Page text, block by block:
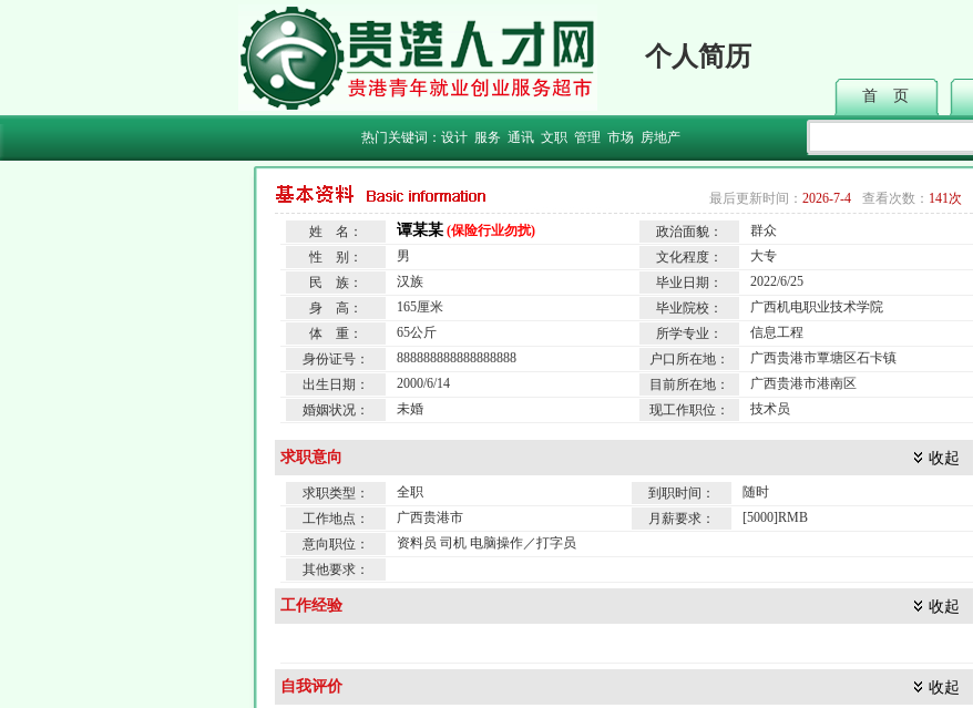
个人简历
首 页
热门关键词： 设计 服务 通讯 文职 管理 市场 房地产
最后更新时间： 2026-7-4 查看次数： 141次
姓 名： 谭某某 (保险行业勿扰) 政治面貌：
群众
性 别：
男 文化程度：
大专
民 族：
汉族 毕业日期：
2022/6/25
身 高：
165厘米 毕业院校：
广西机电职业技术学院
体 重：
65公斤 所学专业：
信息工程
身份证号：
888888888888888888 户口所在地：
广西贵港市覃塘区石卡镇
出生日期：
2000/6/14 目前所在地：
广西贵港市港南区
婚姻状况：
未婚 现工作职位： 技术员
求职意向 收起
求职类型： 全职 到职时间：
随时
工作地点：
广西贵港市 月薪要求：
[5000]RMB
意向职位：
资料员 司机 电脑操作／打字员
其他要求：
工作经验 收起
自我评价 收起